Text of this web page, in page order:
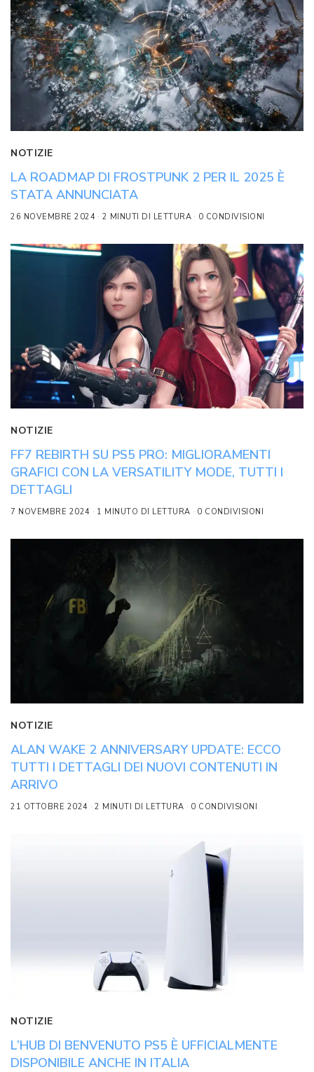
NOTIZIE
LA ROADMAP DI FROSTPUNK 2 PER IL 2025 È
STATA ANNUNCIATA
26 NOVEMBRE 2024 2 MINUTI DI LETTURA 0 CONDIVISIONI
NOTIZIE
FF7 REBIRTH SU PS5 PRO: MIGLIORAMENTI
GRAFICI CON LA VERSATILITY MODE, TUTTI I
DETTAGLI
7 NOVEMBRE 2024 1 MINUTO DI LETTURA 0 CONDIVISIONI
NOTIZIE
ALAN WAKE 2 ANNIVERSARY UPDATE: ECCO
TUTTI I DETTAGLI DEI NUOVI CONTENUTI IN
ARRIVO
21 OTTOBRE 2024 2 MINUTI DI LETTURA 0 CONDIVISIONI
NOTIZIE
L’HUB DI BENVENUTO PS5 È UFFICIALMENTE
DISPONIBILE ANCHE IN ITALIA